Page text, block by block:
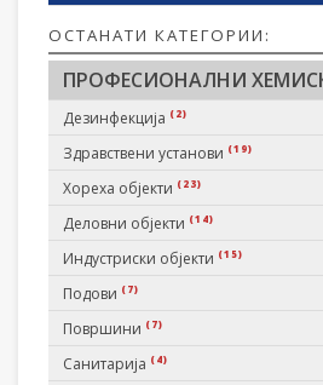
ОСТАНАТИ КАТЕГОРИИ:
ПРОФЕСИОНАЛНИ
Дезинфекција (2)
Здравствени установи (19)
Хореха објекти (23)
Деловни објекти (14)
Индустриски објекти (15)
Подови (7)
Површини (7)
Санитарија (4)